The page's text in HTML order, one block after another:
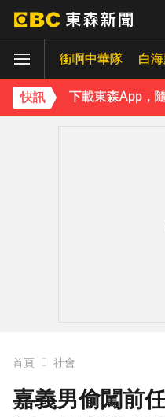
衝啊中華隊 白
快訊
下載東森App，
首頁 社會
嘉義男偷闖前